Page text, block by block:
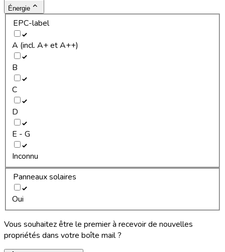
Énergie
EPC-label
A (incl. A+ et A++)
B
C
D
E - G
Inconnu
Panneaux solaires
Oui
Vous souhaitez être le premier à recevoir de nouvelles
propriétés dans votre boîte mail ?